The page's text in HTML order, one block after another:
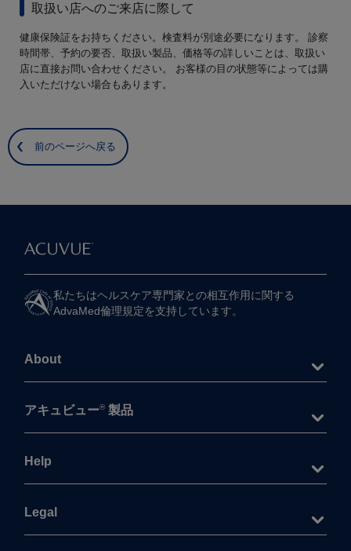
取扱い店へのご来店に際して
健康保険証をお持ちください。検査料が別途必要になります。 診察
時間帯、予約の要否、取扱い製品、価格等の詳しいことは、取扱い
店に直接お問い合わせください。 お客様の目の状態等によっては購
入いただけない場合もあります。
前のページへ戻る
私たちは​ヘルスケア専門家との​相互作用に​関する​
AdvaMed倫理規定を​支持しています。
About
アキュビュー® 製品
Help
Legal